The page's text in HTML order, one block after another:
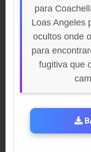
para
Loas Angeles
ocultos onde
para
fugitiva que